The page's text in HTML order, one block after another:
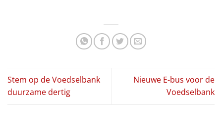
Stem op de Voedselbank
duurzame dertig
Nieuwe E-bus voor de
Voedselbank